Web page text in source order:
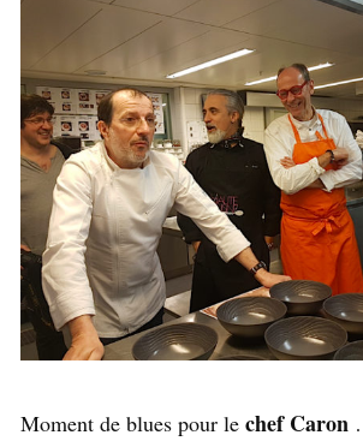
Moment de blues pour le chef Caron